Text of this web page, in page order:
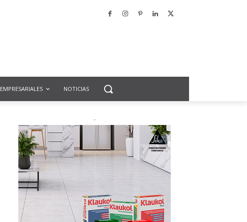
EMPRESARIALES NOTICIAS
-